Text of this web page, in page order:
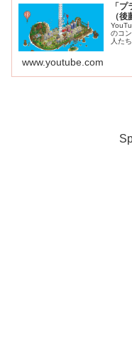
「
（後
のコ
人た
www.youtube.com